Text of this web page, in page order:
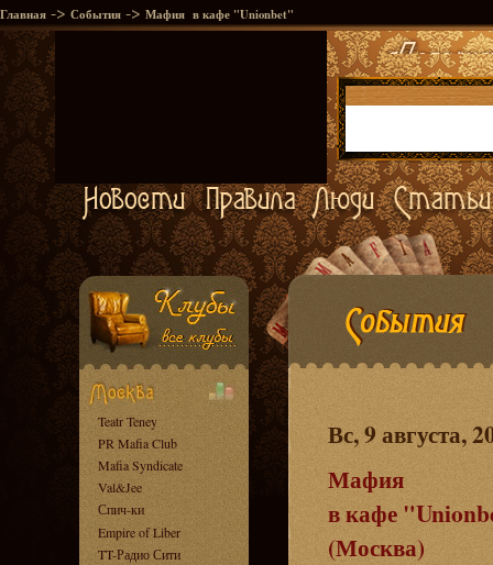
Главная -> События -> Мафия в кафе "Unionbet"
Teatr Teney
PR Mafia Club
Mafia Syndicate
Val&Jee
Спич-ки
Empire of Liber
TT-Радио Сити
Вс, 9 августа,
Мафия
в кафе
(Москва)